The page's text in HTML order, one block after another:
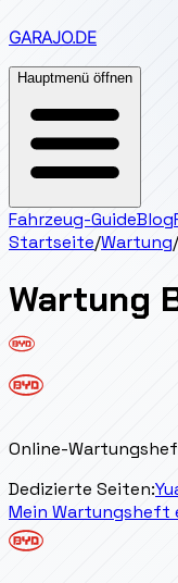
GARAJO.DE
Hauptmenü öffnen
Fahrzeug-GuideBlog
Startseite/Wartung/
Wartung
Online-
Dedizierte Seiten:
Mein Wartungsheft